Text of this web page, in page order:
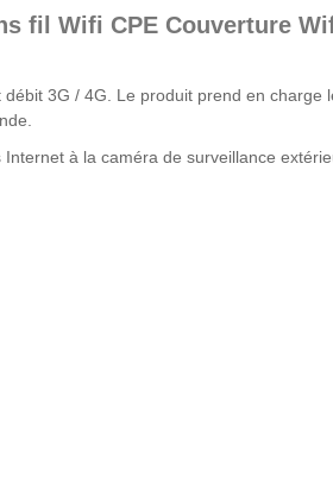
fil Wifi CPE Couverture
3G / 4G. Le produit prend en charge
à la caméra de surveillance